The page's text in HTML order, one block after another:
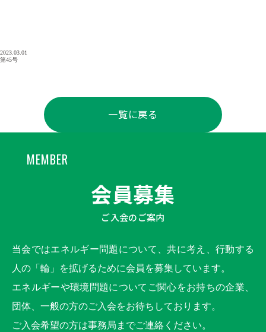
2023.03.01
第45号
一覧に戻る
MEMBER
会員募集
ご入会のご案内
当会ではエネルギー問題について、共に考え、行動する
人の「輪」を拡げるために会員を募集しています。
エネルギーや環境問題についてご関心をお持ちの企業、
団体、一般の方のご入会をお待ちしております。
ご入会希望の方は事務局までご連絡ください。